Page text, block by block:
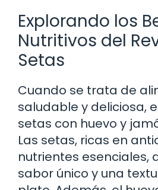
Explorando los
Nutritivos del
Setas
Cuando se trata de
saludable y deliciosa,
setas con huevo y
Las setas, ricas en
nutrientes esenciales,
sabor único y una